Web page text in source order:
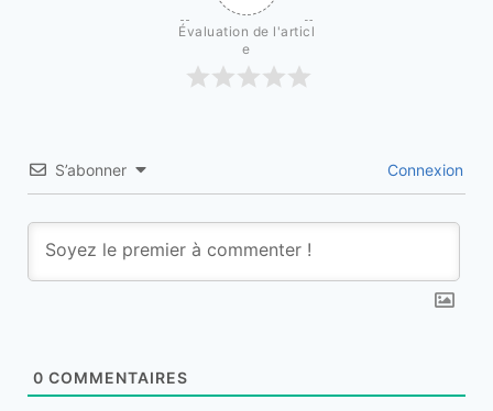
Évaluation de l'articl
e
S’abonner Connexion
0 COMMENTAIRES